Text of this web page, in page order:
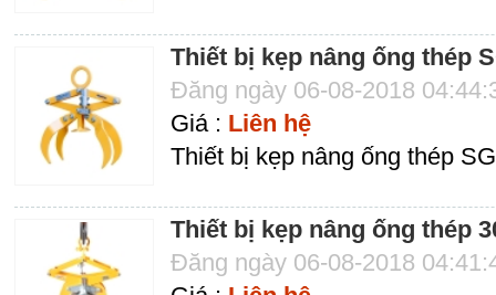
Thiết bị kẹp nâng ống thép
Đăng ngày 06-08-2018
Giá : Liên hệ
Thiết bị kẹp nâng ống thép
Thiết bị kẹp nâng ống thép
Đăng ngày 06-08-2018